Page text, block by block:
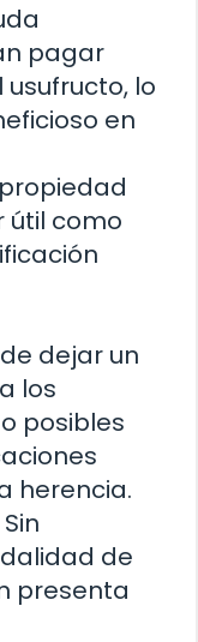
pagar
lo
en
útil como
dejar un
los
posibles
herencia.
Sin
de
presenta